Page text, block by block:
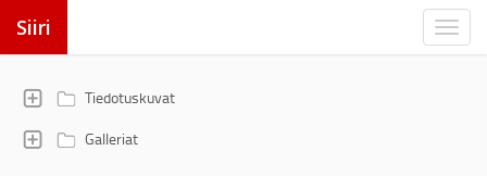
Siiri
Tiedotuskuvat
Galleriat